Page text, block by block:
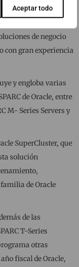
Aceptar todo
el importante
de negocio
con gran experiencia
y engloba varias
de Oracle, entre
M- Series Servers y
SuperCluster, que
solución
de Oracle
de las
T-Series
otras
fiscal de Oracle,